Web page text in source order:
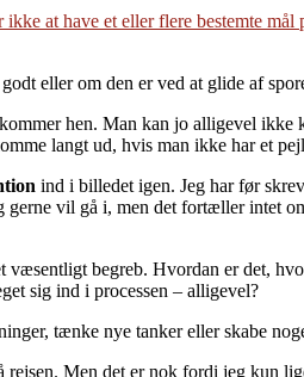
ikke at have et eller flere bestemte mål
eller om den er ved at glide af
hen. Man kan jo alligevel
langt ud, hvis man ikke har et
ind i billedet igen. Jeg har før
vil gå i, men det fortæller intet
væsentligt begreb. Hvordan er det,
sig ind i processen – alligevel?
tænke nye tanker eller skabe
Men det er nok fordi jeg kun